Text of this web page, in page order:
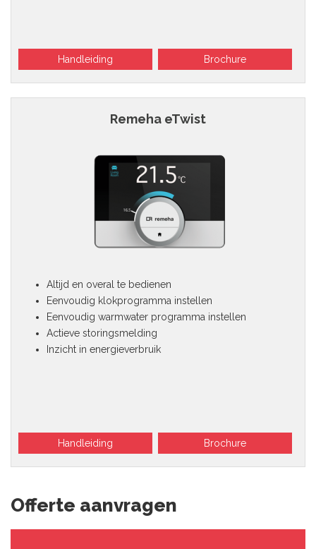
Handleiding Brochure
Remeha eTwist
Altijd en overal te bedienen
Eenvoudig klokprogramma instellen
Eenvoudig warmwater programma instellen
Actieve storingsmelding
Inzicht in energieverbruik
Handleiding Brochure
Offerte aanvragen